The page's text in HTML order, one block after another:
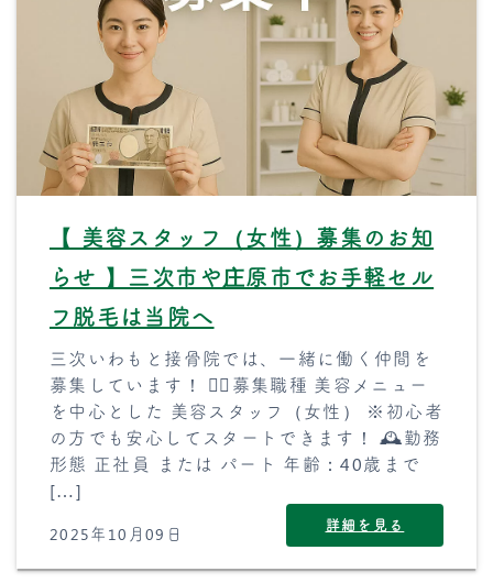
【 美容スタッフ（女性）募集のお知
らせ 】三次市や庄原市でお手軽セル
フ脱毛は当院へ
三次いわもと接骨院では、一緒に働く仲間を
募集しています！ 💆‍♀️募集職種 美容メニュー
を中心とした 美容スタッフ（女性） ※初心者
の方でも安心してスタートできます！ 🕰勤務
形態 正社員 または パート 年齢：40歳まで
[…]
2025年10月09日 詳細を見る